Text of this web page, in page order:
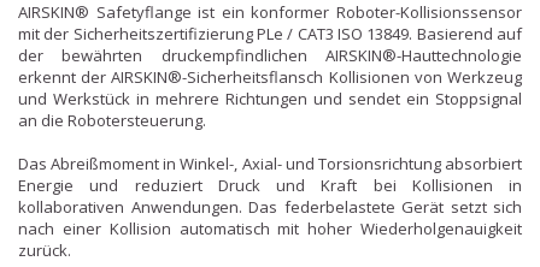
AIRSKIN® Safetyflange ist ein konformer Roboter-Kollisionssensor
mit der Sicherheitszertifizierung PLe / CAT3 ISO 13849. Basierend auf
der bewährten druckempfindlichen AIRSKIN®-Hauttechnologie
erkennt der AIRSKIN®-Sicherheitsflansch Kollisionen von Werkzeug
und Werkstück in mehrere Richtungen und sendet ein Stoppsignal
an die Robotersteuerung.
Das Abreißmoment in Winkel-, Axial- und Torsionsrichtung absorbiert
Energie und reduziert Druck und Kraft bei Kollisionen in
kollaborativen Anwendungen. Das federbelastete Gerät setzt sich
nach einer Kollision automatisch mit hoher Wiederholgenauigkeit
zurück.